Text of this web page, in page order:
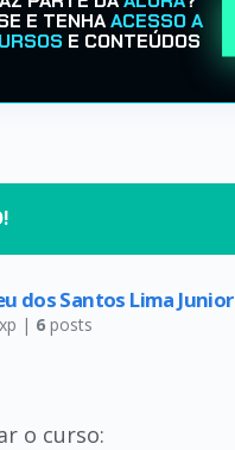
E TENHAACESSO A
E CONTEÚDOS
dos Santos Lima Junior
| 6posts
o curso: